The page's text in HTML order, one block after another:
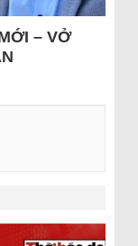
– VỞ